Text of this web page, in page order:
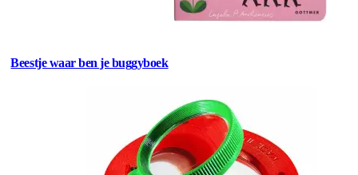
Beestje waar ben je buggyboek